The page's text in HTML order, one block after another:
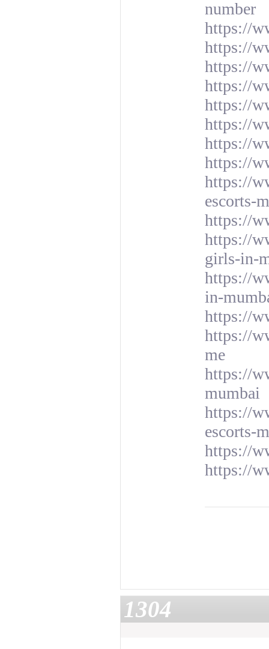
number
https://
https://
https://
https://
https://
https://
https://
https://
https://
escorts-
https://
https://
girls-in-
https://
in-
https://
https://
me
https://
mumbai
https://
escorts-
https://
https://
1304